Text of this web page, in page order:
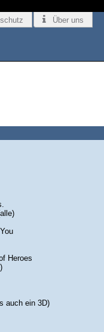
Über uns
Heroes
auch ein 3D)